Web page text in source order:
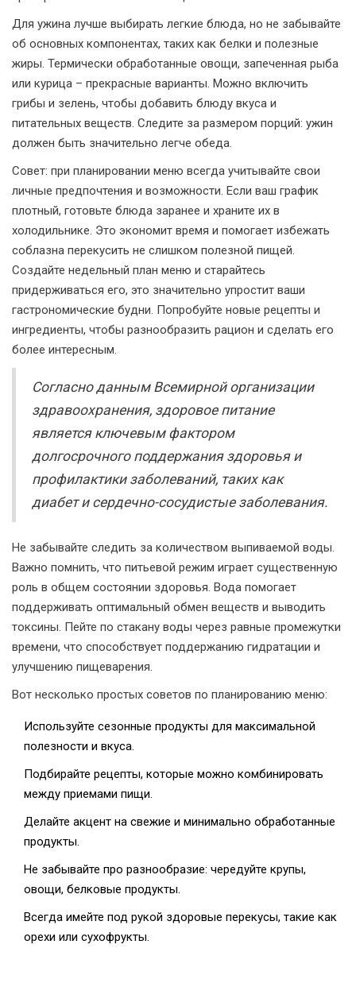
Для ужина лучше выбирать легкие блюда, но не забывайте
об основных компонентах, таких как белки и полезные
жиры. Термически обработанные овощи, запеченная рыба
или курица – прекрасные варианты. Можно включить
грибы и зелень, чтобы добавить блюду вкуса и
питательных веществ. Следите за размером порций: ужин
должен быть значительно легче обеда.
Совет: при планировании меню всегда учитывайте свои
личные предпочтения и возможности. Если ваш график
плотный, готовьте блюда заранее и храните их в
холодильнике. Это экономит время и помогает избежать
соблазна перекусить не слишком полезной пищей.
Создайте недельный план меню и старайтесь
придерживаться его, это значительно упростит ваши
гастрономические будни. Попробуйте новые рецепты и
ингредиенты, чтобы разнообразить рацион и сделать его
более интересным.
Согласно данным Всемирной организации
здравоохранения, здоровое питание
является ключевым фактором
долгосрочного поддержания здоровья и
профилактики заболеваний, таких как
диабет и сердечно-сосудистые заболевания.
Не забывайте следить за количеством выпиваемой воды.
Важно помнить, что питьевой режим играет существенную
роль в общем состоянии здоровья. Вода помогает
поддерживать оптимальный обмен веществ и выводить
токсины. Пейте по стакану воды через равные промежутки
времени, что способствует поддержанию гидратации и
улучшению пищеварения.
Вот несколько простых советов по планированию меню:
Используйте сезонные продукты для максимальной
полезности и вкуса.
Подбирайте рецепты, которые можно комбинировать
между приемами пищи.
Делайте акцент на свежие и минимально обработанные
продукты.
Не забывайте про разнообразие: чередуйте крупы,
овощи, белковые продукты.
Всегда имейте под рукой здоровые перекусы, такие как
орехи или сухофрукты.